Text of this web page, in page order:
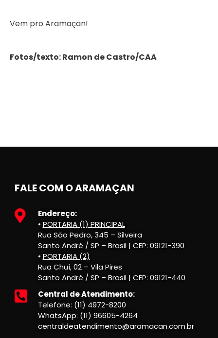
Vem pro Aramaçan!
Fotos/texto: Ramon de Castro/CAA
FALE COM O ARAMAÇAN
Endereço:
• PORTARIA (1) PRINCIPAL
Rua São Pedro, 345 – Silveira
Santo André / SP – Brasil | CEP: 09121-390
• PORTARIA (2)
Rua Chuí, 02 – Vila Pires
Santo André / SP – Brasil | CEP: 09121-440
Central de Atendimento:
Telefone: (11) 4972-8200
WhatsApp: (11) 96605-4264
centraldeatendimento@aramacan.com.br